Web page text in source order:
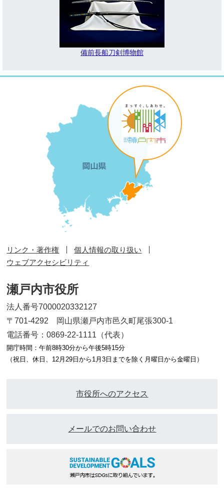
備前長船刀剣博物館
リンク・著作権
個人情報の取り扱い
ウェブアクセシビリティ
瀬戸内市役所
法人番号7000020332127
〒701-4292 岡山県瀬戸内市邑久町尾張300-1
電話番号：0869-22-1111（代表）
開庁時間：午前8時30分から午後5時15分
（祝日、休日、12月29日から1月3日までを除く月曜日から金曜日）
市役所へのアクセス
メールでのお問い合わせ